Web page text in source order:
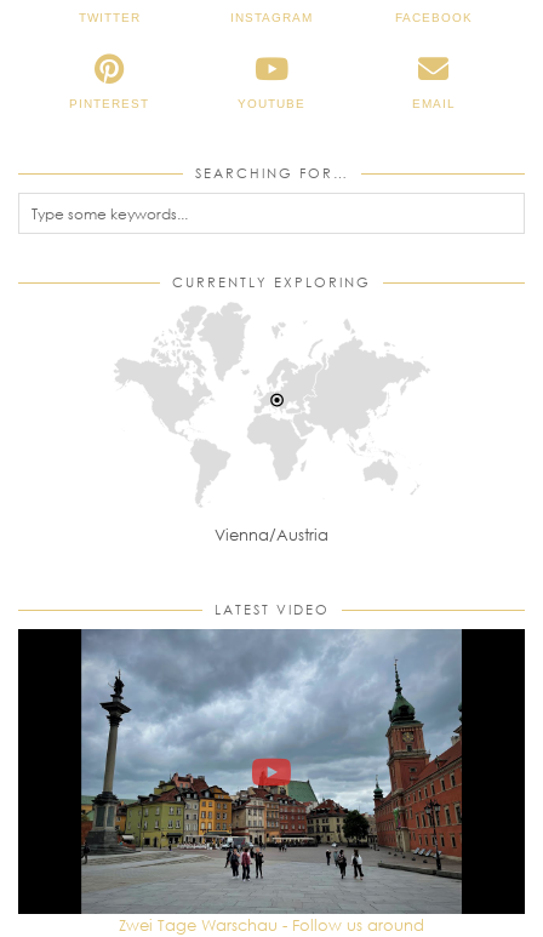
TWITTER INSTAGRAM FACEBOOK
PINTEREST YOUTUBE EMAIL
SEARCHING FOR…
CURRENTLY EXPLORING
Vienna/Austria
LATEST VIDEO
Zwei Tage Warschau - Follow us around